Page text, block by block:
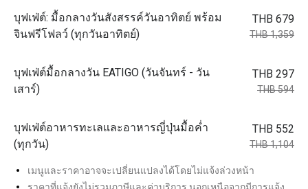
บุฟเฟ่ต์: มื้อกลางวันสังสรรค์วันอาทิตย์ พร้อม
จินฟรีโฟลว์ (ทุกวันอาทิตย์)
THB 679
THB 1,359
บุฟเฟ่ต์มื้อกลางวัน EATIGO (วันจันทร์ - วัน
เสาร์)
THB 297
THB 594
บุฟเฟ่ต์อาหารทะเลและอาหารญี่ปุ่นมื้อค่ำ
(ทุกวัน)
THB 552
THB 1,104
เมนูและราคาอาจจะเปลี่ยนแปลงได้โดยไม่แจ้งล่วงหน้า